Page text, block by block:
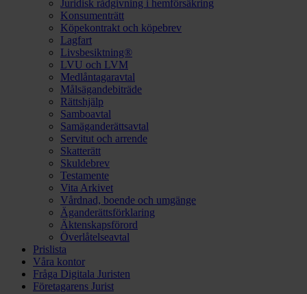
Juridisk rådgivning i hemförsäkring
Konsumenträtt
Köpekontrakt och köpebrev
Lagfart
Livsbesiktning®
LVU och LVM
Medlåntagaravtal
Målsägandebiträde
Rättshjälp
Samboavtal
Samäganderättsavtal
Servitut och arrende
Skatterätt
Skuldebrev
Testamente
Vita Arkivet
Vårdnad, boende och umgänge
Äganderättsförklaring
Äktenskapsförord
Överlåtelseavtal
Prislista
Våra kontor
Fråga Digitala Juristen
Företagarens Jurist